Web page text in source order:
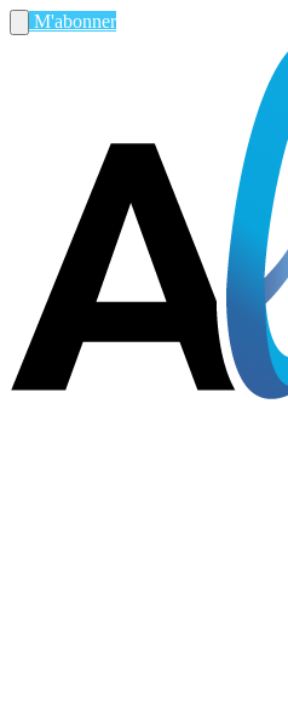
M'abonner